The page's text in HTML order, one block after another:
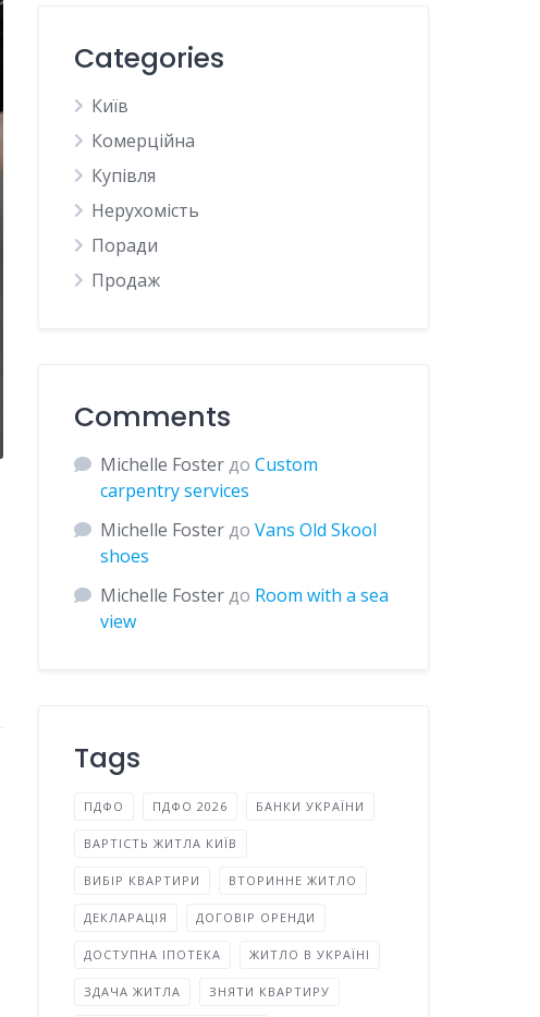
Categories
Київ
Комерційна
Купівля
Нерухомість
Поради
Продаж
Comments
Michelle FosterдоCustom
carpentry services
Michelle FosterдоVans Old Skool
shoes
Michelle Fosterдо Room with a sea
view
Tags
ПДФО ПДФО 2026 БАНКИ УКРАЇНИ
ВАРТІСТЬ ЖИТЛА КИЇВ
ВИБІР КВАРТИРИ ВТОРИННЕ ЖИТЛО
ДЕКЛАРАЦІЯ ДОГОВІР ОРЕНДИ
ДОСТУПНА ІПОТЕКА ЖИТЛО В УКРАЇНІ
ЗДАЧА ЖИТЛА ЗНЯТИ КВАРТИРУ